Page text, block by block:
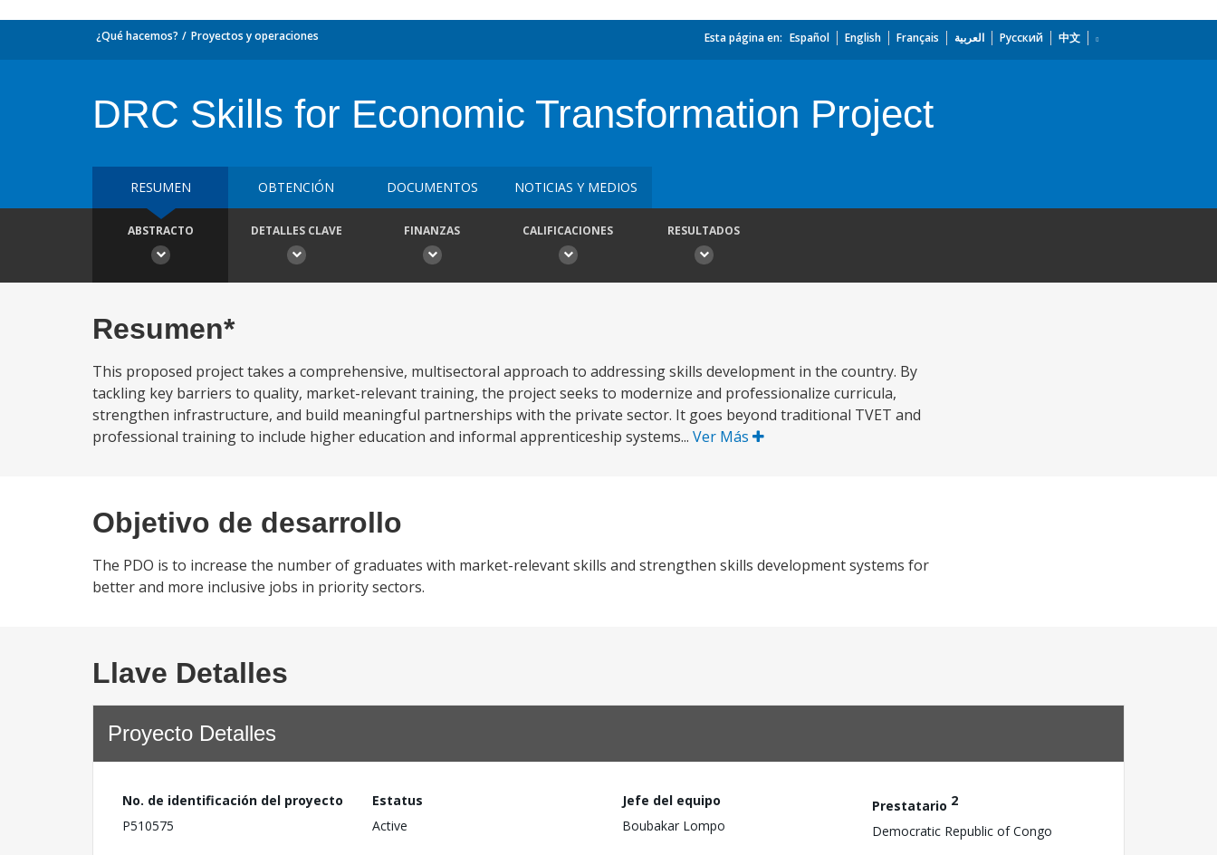
¿Qué hacemos? Proyectos y operaciones Esta página en: Español English Français العربية Русский 中文
DRC Skills for Economic Transformation Project
RESUMEN OBTENCIÓN DOCUMENTOS NOTICIAS Y MEDIOS
ABSTRACTO DETALLES CLAVE FINANZAS CALIFICACIONES RESULTADOS
Resumen*
This proposed project takes a comprehensive, multisectoral approach to addressing skills development in the country. By
tackling key barriers to quality, market-relevant training, the project seeks to modernize and professionalize curricula,
strengthen infrastructure, and build meaningful partnerships with the private sector. It goes beyond traditional TVET and
professional training to include higher education and informal apprenticeship systems... Ver Más
Objetivo de desarrollo
The PDO is to increase the number of graduates with market-relevant skills and strengthen skills development systems for
better and more inclusive jobs in priority sectors.
Llave Detalles
Proyecto Detalles
No. de identificación del proyecto
P510575
Estatus
Active
Jefe del equipo
Boubakar Lompo
Prestatario 2
Democratic Republic of Congo